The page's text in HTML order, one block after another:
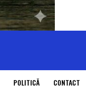
POLITICĂ CONTACT